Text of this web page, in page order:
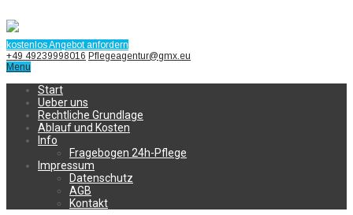
kostenlos Angebot anfordern
+49 49239998016 Pflegeagentur@gmx.eu
Menu
Start
Ueber uns
Rechtliche Grundlage
Ablauf und Kosten
Info
Fragebogen 24h-Pflege
Impressum
Datenschutz
AGB
Kontakt